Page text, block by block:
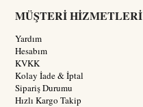
MÜŞTERİ HİZMETLERİ
Yardım
Hesabım
KVKK
Kolay İade & İptal
Sipariş Durumu
Hızlı Kargo Takip